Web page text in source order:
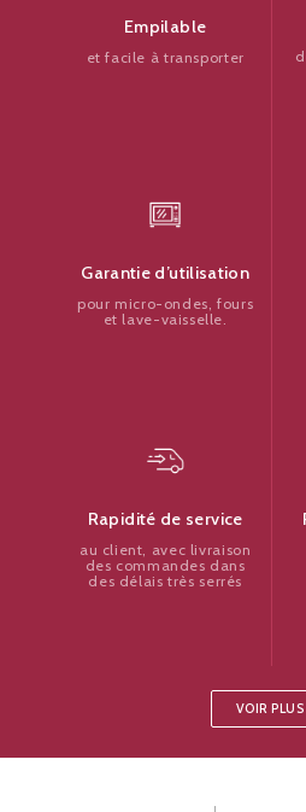
Empilable
et facile à transporter
Garantie d’utilisation
pour micro-ondes, fours
et lave-vaisselle.
Rapidité de service
au client, avec livraison
des commandes dans
des délais très serrés
VOIR PLUS